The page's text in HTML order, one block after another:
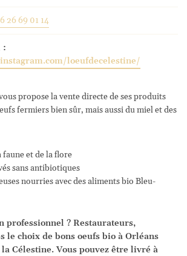
26 69 01 14
:
loeufdecelestine/
propose la vente directe de ses produits
fermiers bien sûr, mais aussi du miel et des
faune et de la flore
sans antibiotiques
nourries avec des aliments bio Bleu-
professionnel ? Restaurateurs,
le choix de bons oeufs bio à Orléans
Célestine. Vous pouvez être livré à